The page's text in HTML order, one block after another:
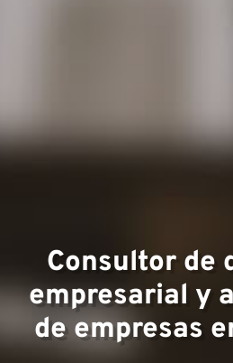
Consultor de
empresarial y
de empresas